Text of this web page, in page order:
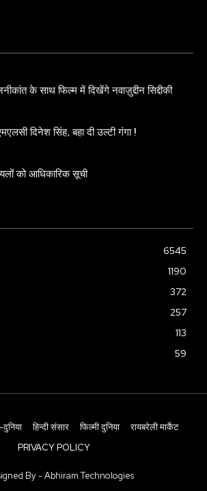
के साथ फिल्म में दिखेंगे नवाज़ुद्दीन सिद्दीकी
दिनेश सिंह, बहा दी उल्टी गंगा !
को आधिकारिक सूची
6545
1190
372
257
113
59
हिन्दी संसार फिल्मी दुनिया
रायबरेली मार्केट
PRIVACY POLICY
By - Abhiram Technologies